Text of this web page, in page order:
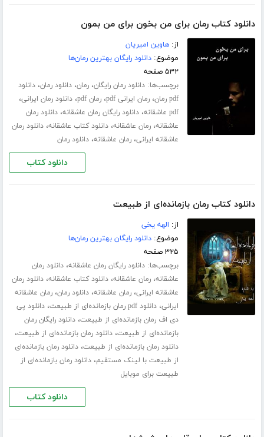
دانلود کتاب رمان برای من بخون برای من بمون
از:هاوین امیریان
موضوع:دانلود رایگان بهترین رمان‌ها
۵۳۲ صفحه
برچسب‌ها:دانلود رمان رایگان،رمان،دانلود رمان،دانلود
pdf رمان
،رمان ایرانی pdf ،رمان pdf ،دانلود رمان ایرانی،
pdf عاشقانه ،دانلود رایگان رمان عاشقانه،دانلود رمان
عاشقانه،رمان عاشقانه،دانلود کتاب عاشقانه،دانلود رمان
عاشقانه ایرانی،رمان عاشقانه،دانلود رمان
دانلود کتاب
دانلود کتاب رمان بازمانده‌ای از طبیعت
از: الهه یخی
موضوع:دانلود رایگان بهترین رمان‌ها
۳۲۵ صفحه
برچسب‌ها:دانلود رایگان رمان عاشقانه،دانلود رمان
عاشقانه،رمان عاشقانه،دانلود کتاب عاشقانه،دانلود رمان
عاشقانه ایرانی،رمان عاشقانه،دانلود رمان،رمان عاشقانه
ایرانی،دانلود pdf رمان بازمانده‌ای از طبیعت ،دانلود پی
دی اف رمان بازمانده‌ای از طبیعت،دانلود رایگان رمان
بازمانده‌ای از طبیعت،دانلود رمان بازمانده‌ای از طبیعت،
دانلود رمان بازمانده‌ای از طبیعت،دانلود رمان بازمانده‌ای
از طبیعت با لینک مستقیم،دانلود رمان بازمانده‌ای از
طبیعت برای موبایل
دانلود کتاب